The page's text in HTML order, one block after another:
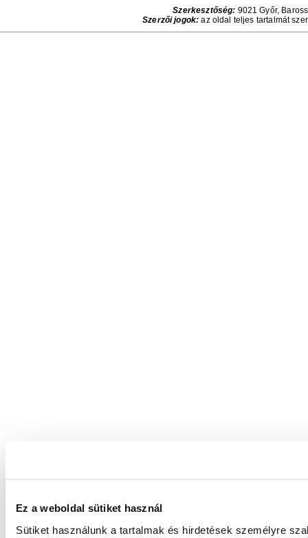
Ez a weboldal sütiket használ
Sütiket használunk a tartalmak és hirdetések személyre
Szerkesztőség: 9021 Győr,
Szerzői jogok: az oldal teljes tartalmát